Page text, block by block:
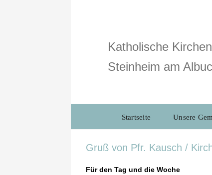
Katholische
Steinheim am
Startseite Unsere
Gruß von Pfr. Kausch /
Für den Tag und die Woche